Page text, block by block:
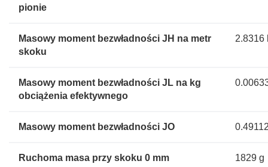
pionie
Masowy moment bezwładności JH na metr
skoku
2.8316
Masowy moment bezwładności JL na kg
obciążenia efektywnego
Masowy moment bezwładności JO
Ruchoma masa przy skoku 0 mm 1829 g